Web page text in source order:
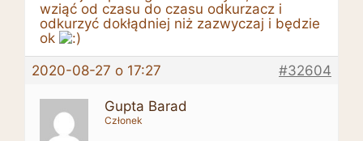
wziąć od czasu do czasu odkurzacz i
odkurzyć dokłądniej niż zazwyczaj i będzie
ok
2020-08-27 o 17:27
#32604
Gupta Barad
Członek